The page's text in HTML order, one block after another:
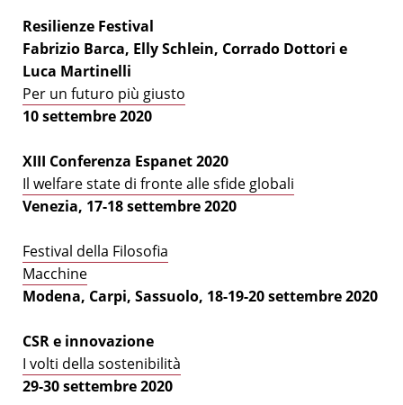
Resilienze Festival
Fabrizio Barca, Elly Schlein, Corrado Dottori e
Luca Martinelli
Per un futuro più giusto
10 settembre 2020
XIII Conferenza Espanet 2020
Il welfare state di fronte alle sfide globali
Venezia, 17-18 settembre 2020
Festival della Filosofia
Macchine
Modena, Carpi, Sassuolo, 18-19-20 settembre 2020
CSR e innovazione
I volti della sostenibilità
29-30 settembre 2020